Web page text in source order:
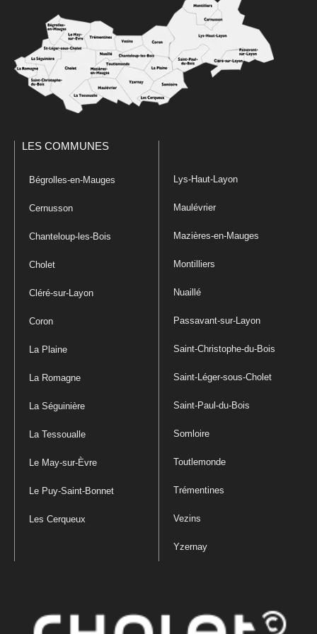
LES COMMUNES
Bégrolles-en-Mauges
Cernusson
Chanteloup-les-Bois
Cholet
Cléré-sur-Layon
Coron
La Plaine
La Romagne
La Séguinière
La Tessoualle
Le May-sur-Èvre
Le Puy-Saint-Bonnet
Les Cerqueux
Lys-Haut-Layon
Maulévrier
Mazières-en-Mauges
Montilliers
Nuaillé
Passavant-sur-Layon
Saint-Christophe-du-Bois
Saint-Léger-sous-Cholet
Saint-Paul-du-Bois
Somloire
Toutlemonde
Trémentines
Vezins
Yzernay